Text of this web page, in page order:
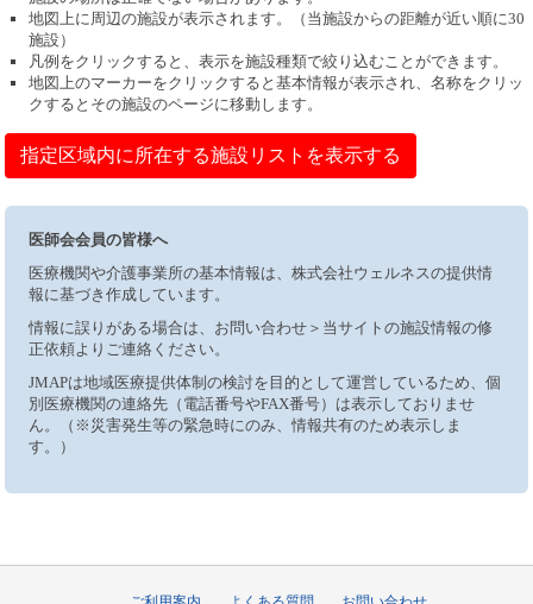
地図上に周辺の施設が表示されます。（当施設からの距離が近い順に30
施設）
凡例をクリックすると、表示を施設種類で絞り込むことができます。
地図上のマーカーをクリックすると基本情報が表示され、名称をクリッ
クするとその施設のページに移動します。
指定区域内に所在する施設リストを表示する
医師会会員の皆様へ
医療機関や介護事業所の基本情報は、株式会社ウェルネスの提供情
報に基づき作成しています。
情報に誤りがある場合は、お問い合わせ＞当サイトの施設情報の修
正依頼よりご連絡ください。
JMAPは地域医療提供体制の検討を目的として運営しているため、個
別医療機関の連絡先（電話番号やFAX番号）は表示しておりませ
ん。（※災害発生等の緊急時にのみ、情報共有のため表示しま
す。）